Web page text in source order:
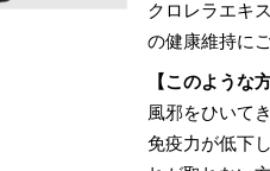
クロレラエキ
の健康維持に
【このような
風邪をひいて
免疫力が低下